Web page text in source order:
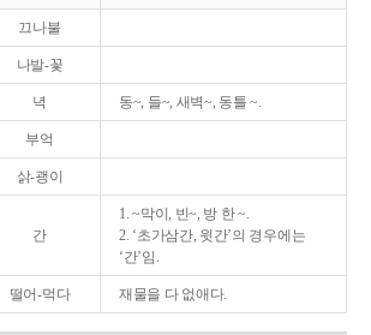
끄나불
나발-꽃
녁 동~, 들~, 새벽~, 동틀 ~.
부억
삵-괭이
간
1. ~막이, 빈~, 방 한 ~.
2. ‘초가삼간, 윗간’의 경우에는
‘간’임.
떨어-먹다 재물을 다 없애다.